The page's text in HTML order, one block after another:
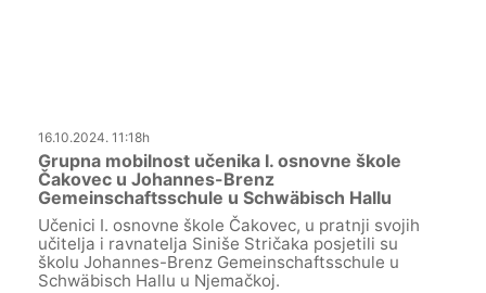
16.10.2024. 11:18h
Grupna mobilnost učenika I. osnovne škole
Čakovec u Johannes-Brenz
Gemeinschaftsschule u Schwäbisch Hallu
Učenici I. osnovne škole Čakovec, u pratnji svojih
učitelja i ravnatelja Siniše Stričaka posjetili su
školu Johannes-Brenz Gemeinschaftsschule u
Schwäbisch Hallu u Njemačkoj.